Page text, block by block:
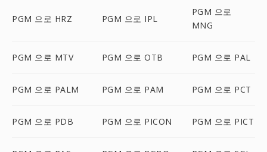
PGM 으로 HRZ PGM 으로 IPL
PGM 으로
MNG
PGM 으로 MTV PGM 으로 OTB PGM 으로 PAL
PGM 으로 PALM PGM 으로 PAM PGM 으로 PCT
PGM 으로 PDB PGM 으로 PICON PGM 으로 PICT